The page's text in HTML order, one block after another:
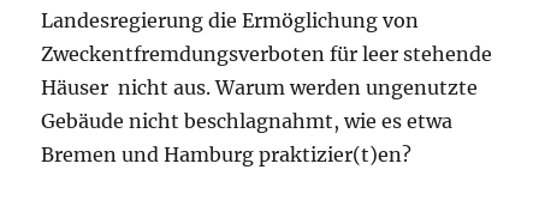
Landesregierung die Ermöglichung von
Zweckentfremdungsverboten für leer stehende
Häuser nicht aus. Warum werden ungenutzte
Gebäude nicht beschlagnahmt, wie es etwa
Bremen und Hamburg praktizier(t)en?